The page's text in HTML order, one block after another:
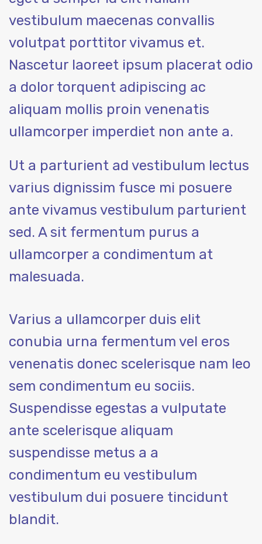
vestibulum maecenas convallis
volutpat porttitor vivamus et.
Nascetur laoreet ipsum placerat odio
a dolor torquent adipiscing ac
aliquam mollis proin venenatis
ullamcorper imperdiet non ante a.
Ut a parturient ad vestibulum lectus
varius dignissim fusce mi posuere
ante vivamus vestibulum parturient
sed. A sit fermentum purus a
ullamcorper a condimentum at
malesuada.
Varius a ullamcorper duis elit
conubia urna fermentum vel eros
venenatis donec scelerisque nam leo
sem condimentum eu sociis.
Suspendisse egestas a vulputate
ante scelerisque aliquam
suspendisse metus a a
condimentum eu vestibulum
vestibulum dui posuere tincidunt
blandit.